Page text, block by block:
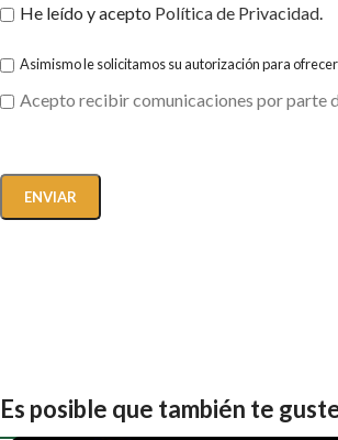
He leído y acepto Política de Privacidad.
Asimismo le solicitamos su autorización para
Acepto recibir comunicaciones por parte
Es posible que también te